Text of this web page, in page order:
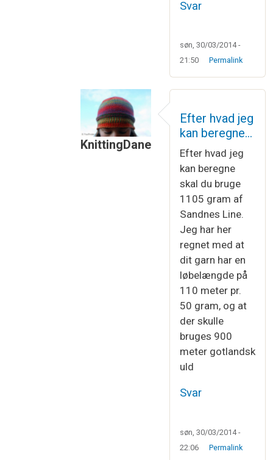
Svar
søn, 30/03/2014 -
21:50
Permalink
KnittingDane
Ja, det er nemt nok at
Efter hvad jeg
kan beregne…
Efter hvad jeg
kan beregne
skal du bruge
1105 gram af
Sandnes Line.
Jeg har her
regnet med at
dit garn har en
løbelængde på
110 meter pr.
50 gram, og at
der skulle
bruges 900
meter gotlandsk
uld
Svar
søn, 30/03/2014 -
22:06
Permalink